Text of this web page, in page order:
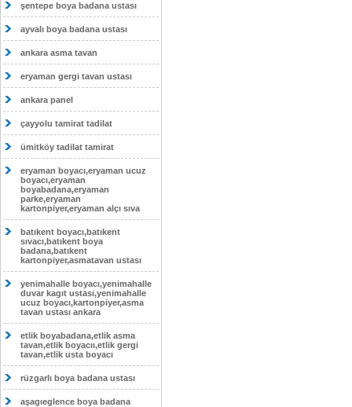
şentepe boya badana ustası
ayvalı boya badana ustası
ankara asma tavan
eryaman gergi tavan ustası
ankara panel
çayyolu tamirat tadilat
ümitköy tadilat tamirat
eryaman boyacı,eryaman ucuz
boyacı,eryaman
boyabadana,eryaman
parke,eryaman
kartonpiyer,eryaman alçı sıva
batıkent boyacı,batıkent
sıvacı,batıkent boya
badana,batıkent
kartonpiyer,asmatavan ustası
yenimahalle boyacı,yenimahalle
duvar kagıt ustası,yenimahalle
ucuz boyacı,kartonpiyer,asma
tavan ustası ankara
etlik boyabadana,etlik asma
tavan,etlik boyacıı,etlik gergi
tavan,etlik usta boyacı
rüzgarlı boya badana ustası
aşagıeglence boya badana